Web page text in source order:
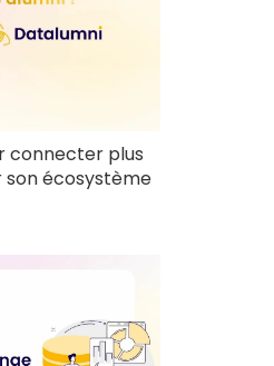
connecter plus
son écosystème